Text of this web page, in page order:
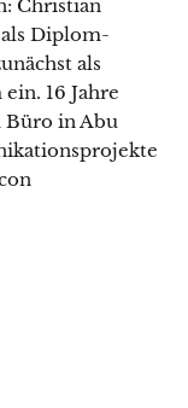
Christian
als Diplom-
als
16 Jahre
Büro in Abu